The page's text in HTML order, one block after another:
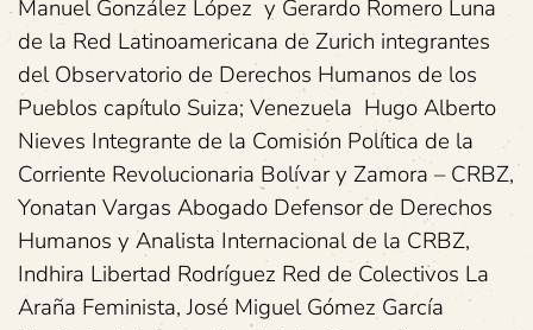
Manuel González López y Gerardo Romero Luna
de la Red Latinoamericana de Zurich integrantes
del Observatorio de Derechos Humanos de los
Pueblos capítulo Suiza; Venezuela Hugo Alberto
Nieves Integrante de la Comisión Política de la
Corriente Revolucionaria Bolívar y Zamora – CRBZ,
Yonatan Vargas Abogado Defensor de Derechos
Humanos y Analista Internacional de la CRBZ,
Indhira Libertad Rodríguez Red de Colectivos La
Araña Feminista, José Miguel Gómez García